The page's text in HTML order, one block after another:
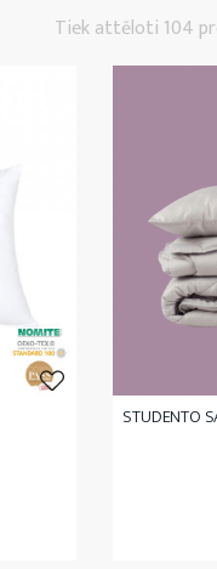
Tiek attēloti 104
STUDENTO